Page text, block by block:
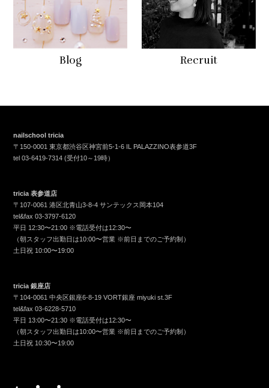
Blog Recruit
nailschool tricia
〒150-0001 東京都渋谷区神宮前5-1-6 IL PALAZZINO表参道3F
tel03-6419-7314 (受付10～19時）
tricia 表参道店
〒107-0061 港区北青山3-8-4 サンテックス岡本104
tel&fax03-3797-6120
平日 12:30〜21:00 ※電話受付は12:30〜
（朝スタッフ出勤日は10:00〜営業 ※前日までのご予約制）
土日祝 10:00〜19:00
tricia 銀座店
〒104-0061 中央区銀座6-8-19 VORT銀座 miyuki st.3F
tel&fax03-6228-5710
平日 13:00〜21:30 ※電話受付は12:30〜
（朝スタッフ出勤日は10:00〜営業 ※前日までのご予約制）
土日祝 10:30〜19:00